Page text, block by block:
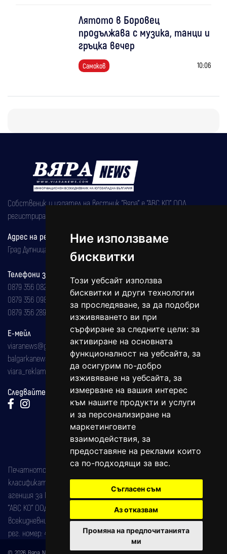
Ние използваме
бисквитки
Този уебсайт използва
бисквитки и други технологии
за проследяване, за да подобри
изживяването ви при
сърфиране за следните цели: за
активиране на основната
функционалност на уебсайта, за
да осигурим по-добро
изживяване на уебсайта, за
измерване на вашия интерес
към нашите продукти и услуги
и за персонализиране на
маркетинговите
взаимодействия, за
предоставяне на реклами които
са по-подходящи за вас.
Съгласен съм
Аз отказвам
Промяна на предпочитанията
ми
Лятото в Боровец
продължава с музика, танци и
гръцка вечер
Самоков 10:06
Собственик и издател на вестник "Вяра" е "АВС КО" ООД,
регистрирана на 08.05.2002 година.
Адрес на редакцията
Град Дупница, ул.''Христо Ботев" 43
Телефони за реклама и абонаменти
0879 356 082
0879 356 098
0879 356 289
Е-мейл
viaranews@gmail.com
balgarkanews@gmail.com
viara_reklama@mail.bg
Следвайте ни:
Печатното издание на вестника е регистрирано в националния
класификатор на печатните издания (Българска национална
агенция за ISSN) под номер: ISSN 1312-4722.
"АВС КО" ООД е притежател на марката: Вяра информационен
всекидневник на югозападна България, със свидетелство за марка
рег. номер: 47857/11.05.2004 година.